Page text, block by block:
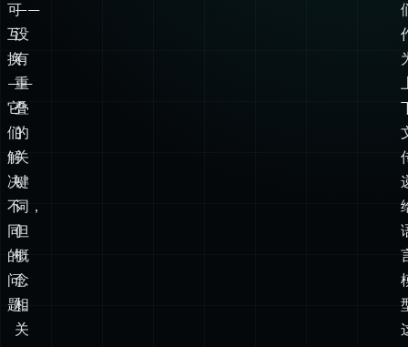
策
略”
的
文
章
——
没
有
重
叠
的
关
键
词，
这
些
工
具
不
可
互
换
——
它
们
解
决
不